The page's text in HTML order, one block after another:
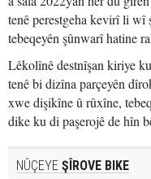
tenê perestgeha kevirî li wî
tebeqeyên şûnwarî hatine
Lêkolînê destnîşan kiriye
tenê bi dizîna parçeyên
xwe dişikîne û rûxîne,
dike ku di paşerojê de hîn
NÛÇEYE ŞÎROVE BIKE